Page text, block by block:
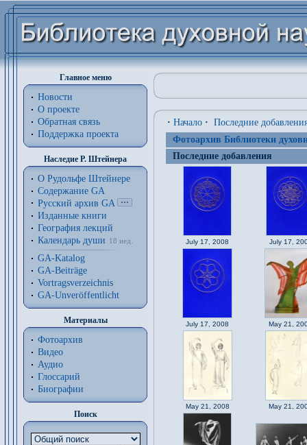
Главное меню
Новости
О проекте
Обратная связь
Поддержка проекта
Наследие Р. Штейнера
О Рудольфе Штейнере
Содержание GA
Русский архив GA
Изданные книги
География лекций
Календарь души
18 нед.
GA-Katalog
GA-Beiträge
Vortragsverzeichnis
GA-Unveröffentlicht
Материалы
Фотоархив
Видео
Аудио
Глоссарий
Биографии
Поиск
· Начало · Последние
Фотоархив Библиотеки
Последние добавления
July 17, 2008 July 17,
July 17, 2008 May 21,
May 21, 2008 May 21,